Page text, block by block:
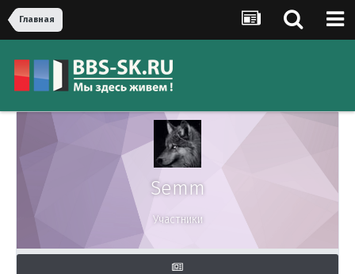
Главная
Semm
Участники